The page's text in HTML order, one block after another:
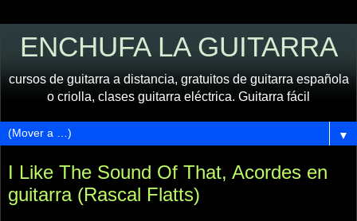
ENCHUFA LA GUITARRA
cursos de guitarra a distancia, gratuitos de guitarra española
o criolla, clases guitarra eléctrica. Guitarra fácil
▼
I Like The Sound Of That, Acordes en
guitarra (Rascal Flatts)